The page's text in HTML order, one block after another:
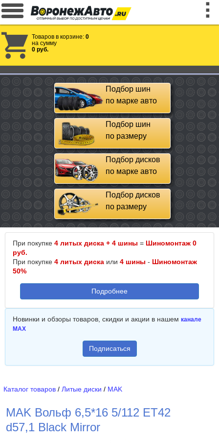
Товаров в корзине: 0
на сумму
0 руб.
Подбор шин
по марке авто
Подбор шин
по размеру
Подбор дисков
по марке авто
Подбор дисков
по размеру
При покупке 4 литых диска + 4 шины = Шиномонтаж 0
руб.
При покупке 4 литых диска или 4 шины - Шиномонтаж
50%
Подробнее
Новинки и обзоры товаров, скидки и акции в нашем канале
MAX
Подписаться
Каталог товаров / Литые диски / MAK
MAK Вольф 6,5*16 5/112 ET42
d57,1 Black Mirror